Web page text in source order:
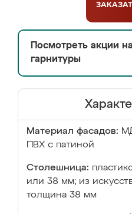
Посмотреть акции
гарнитуры
Материал фасадов:
ПВХ с патиной
Столешница:
или 38 мм; из
толщина 38 мм